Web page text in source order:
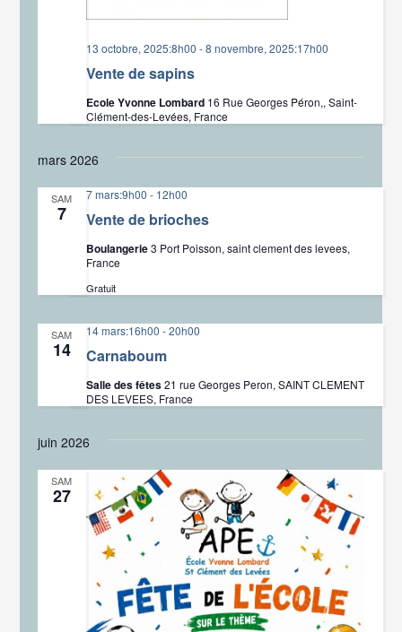
Vente de sapins
13 octobre, 2025:8h00 -8 novembre, 2025:17h00
Ecole Yvonne Lombard 16 Rue Georges Péron,, Saint-
Clément-des-Levées, France
mars 2026
SAM
7 Vente de brioches
7 mars:9h00 - 12h00
Boulangerie3 Port Poisson, saint clement des levees,
France
Gratuit
SAM
14 Carnaboum
14 mars:16h00 -20h00
Salle des fêtes21 rue Georges Peron, SAINT CLEMENT
DES LEVEES, France
juin 2026
SAM
27